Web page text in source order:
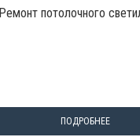
Ремонт потолочного
ПОДРОБНЕЕ